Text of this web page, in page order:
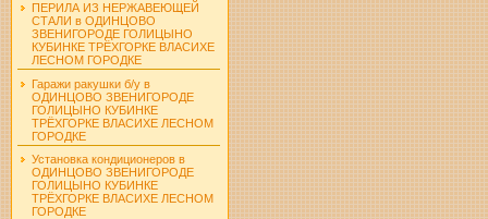
ПЕРИЛА ИЗ НЕРЖАВЕЮЩЕЙ
СТАЛИ в ОДИНЦОВО
ЗВЕНИГОРОДЕ ГОЛИЦЫНО
КУБИНКЕ ТРЁХГОРКЕ ВЛАСИХЕ
ЛЕСНОМ ГОРОДКЕ
Гаражи ракушки б/у в
ОДИНЦОВО ЗВЕНИГОРОДЕ
ГОЛИЦЫНО КУБИНКЕ
ТРЁХГОРКЕ ВЛАСИХЕ ЛЕСНОМ
ГОРОДКЕ
Установка кондиционеров в
ОДИНЦОВО ЗВЕНИГОРОДЕ
ГОЛИЦЫНО КУБИНКЕ
ТРЁХГОРКЕ ВЛАСИХЕ ЛЕСНОМ
ГОРОДКЕ